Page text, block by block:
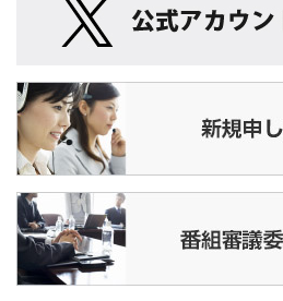
ショップ
信毎文字＜＜N>>
05:25 教えてガチャさん